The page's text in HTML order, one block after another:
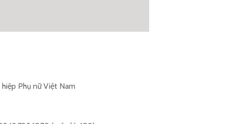
Phụ nữ Việt Nam